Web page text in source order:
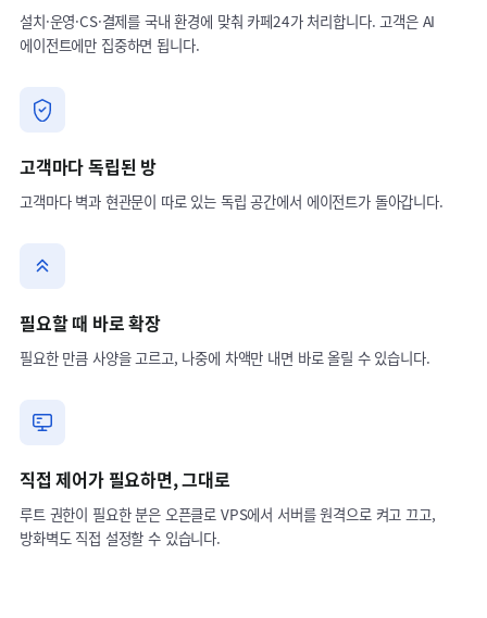
설치·운영·CS·결제를 국내 환경에 맞춰 카페24가 처리합니다. 고객은 AI
에이전트에만 집중하면 됩니다.
고객마다 독립된 방
고객마다 벽과 현관문이 따로 있는 독립 공간에서 에이전트가 돌아갑니다.
필요할 때 바로 확장
필요한 만큼 사양을 고르고, 나중에 차액만 내면 바로 올릴 수 있습니다.
직접 제어가 필요하면, 그대로
루트 권한이 필요한 분은 오픈클로 VPS에서 서버를 원격으로 켜고 끄고,
방화벽도 직접 설정할 수 있습니다.